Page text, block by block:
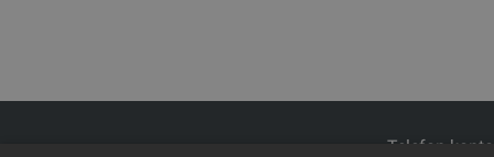
Telefon